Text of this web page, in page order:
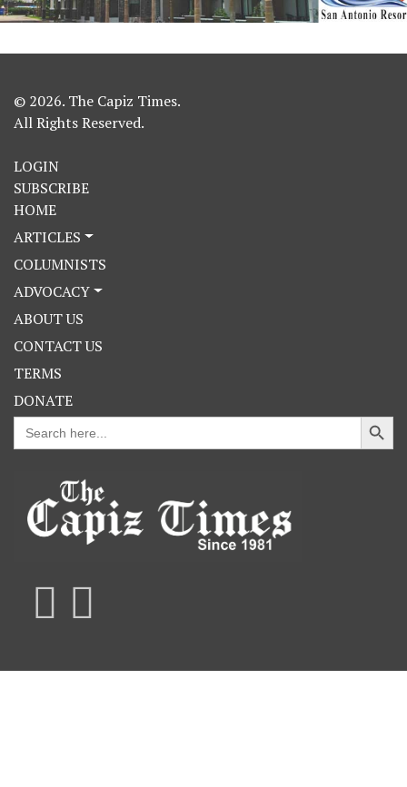
© 2026. The Capiz Times.
All Rights Reserved.
LOGIN
SUBSCRIBE
HOME
ARTICLES
COLUMNISTS
ADVOCACY
ABOUT US
CONTACT US
TERMS
DONATE
Search
for:
Search Button